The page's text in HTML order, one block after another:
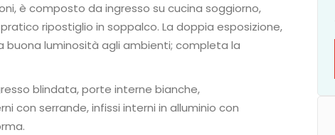
è composto da ingresso su cucina soggiorno,
ripostiglio in soppalco. La doppia esposizione,
buona luminosità agli ambienti; completa la
blindata, porte interne bianche,
con serrande, infissi interni in alluminio con